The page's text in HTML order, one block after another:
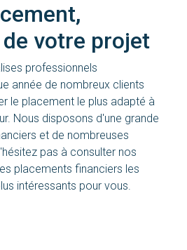
votre projet
professionnels
année de nombreux clients
le placement le plus adapté à
Nous disposons d'une grande
et de nombreuses
pas à consulter nos
placements financiers les
intéressants pour vous.